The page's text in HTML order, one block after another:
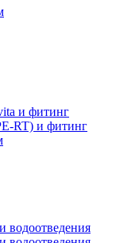
и фитинг
RT) и фитинг